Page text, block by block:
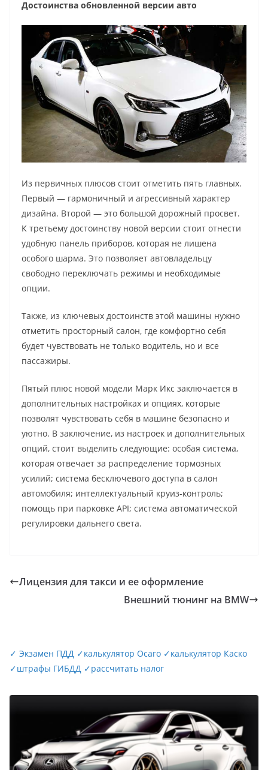
Достоинства обновленной версии авто
Из первичных плюсов стоит отметить пять главных.
Первый — гармоничный и агрессивный характер
дизайна. Второй — это большой дорожный просвет.
К третьему достоинству новой версии стоит отнести
удобную панель приборов, которая не лишена
особого шарма. Это позволяет автовладельцу
свободно переключать режимы и необходимые
опции.
Также, из ключевых достоинств этой машины нужно
отметить просторный салон, где комфортно себя
будет чувствовать не только водитель, но и все
пассажиры.
Пятый плюс новой модели Марк Икс заключается в
дополнительных настройках и опциях, которые
позволят чувствовать себя в машине безопасно и
уютно. В заключение, из настроек и дополнительных
опций, стоит выделить следующие: особая система,
которая отвечает за распределение тормозных
усилий; система бесключевого доступа в салон
автомобиля; интеллектуальный круиз-контроль;
помощь при парковке API; система автоматической
регулировки дальнего света.
Лицензия для такси и ее оформление
Внешний тюнинг на BMW
✓ Экзамен ПДД ✓калькулятор Осаго ✓калькулятор Каско
✓штрафы ГИБДД ✓рассчитать налог